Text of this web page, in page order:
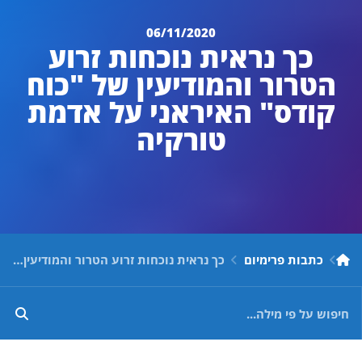
06/11/2020
כך נראית נוכחות זרוע
הטרור והמודיעין של "כוח
קודס" האיראני על אדמת
טורקיה
כתבות פרימיום כך נראית נוכחות זרוע הטרור והמודיעין של "כוח קודס" האיראני על אדמת טורקיה